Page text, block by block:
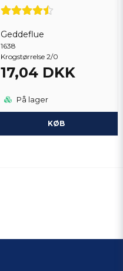
Geddeflue
1638
Krogstørrelse 2/0
17,04 DKK
På lager
KØB